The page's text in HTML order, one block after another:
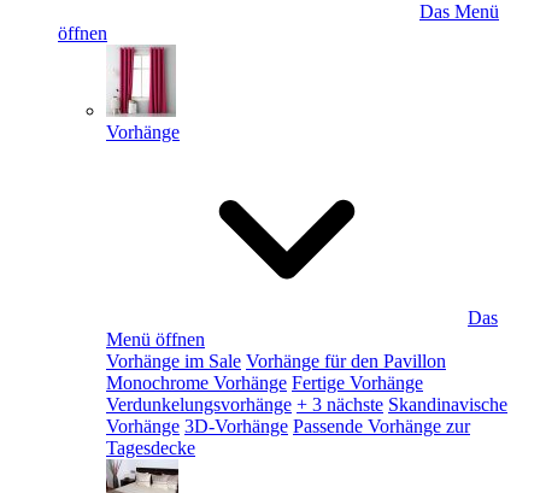
Das Menü
öffnen
Vorhänge
Das
Menü öffnen
Vorhänge im Sale Vorhänge für den Pavillon
Monochrome Vorhänge Fertige Vorhänge
Verdunkelungsvorhänge + 3 nächste Skandinavische
Vorhänge 3D-Vorhänge Passende Vorhänge zur
Tagesdecke